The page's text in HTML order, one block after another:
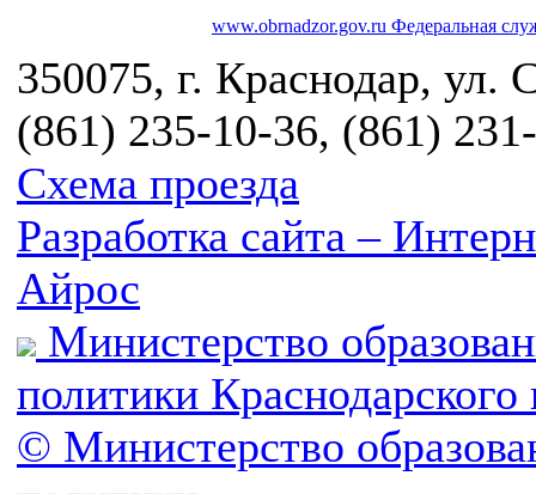
www.obrnadzor.gov.ru Федеральная
350075, г. Краснодар, ул.
(861) 235-10-36, (861)
Схема проезда
Разработка сайта –
Айрос
Министерство
политики Краснодарского
© Министерство